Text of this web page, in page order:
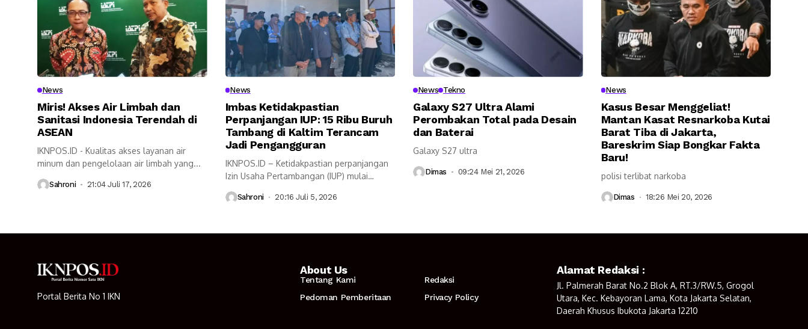
News
Miris! Akses Air Limbah dan
Sanitasi Indonesia Terendah di
ASEAN
IKNPOS.ID - Kualitas akses layanan air
minum dan pengelolaan air limbah yang...
Sahroni 21:04 Juli 17, 2026
News
Imbas Ketidakpastian
Perpanjangan IUP: 15 Ribu Buruh
Tambang di Kaltim Terancam
Jadi Pengangguran
IKNPOS.ID – Ketidakpastian perpanjangan
Izin Usaha Pertambangan (IUP) mulai
Sahroni 20:16 Juli 5, 2026
News Tekno
Galaxy S27 Ultra Alami
Perombakan Total pada Desain
dan Baterai
Galaxy S27 ultra
Dimas 09:24 Mei 21, 2026
News
Kasus Besar Menggeliat!
Mantan Kasat Resnarkoba Kutai
Barat Tiba di Jakarta,
Bareskrim Siap Bongkar Fakta
Baru!
polisi terlibat narkoba
Dimas 18:26 Mei 20, 2026
Portal Berita No 1 IKN
About Us
Tentang Kami
Redaksi
Pedoman Pemberitaan
Privacy Policy
Alamat Redaksi :
Jl. Palmerah Barat No.2 Blok A, RT.3/RW.5, Grogol
Utara, Kec. Kebayoran Lama, Kota Jakarta Selatan,
Daerah Khusus Ibukota Jakarta 12210